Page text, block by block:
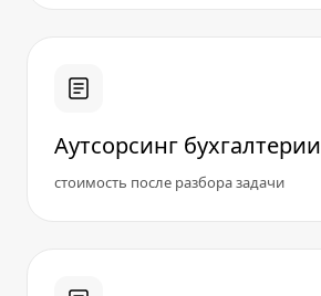
Аутсорсинг бухгалтерии
стоимость после разбора задачи